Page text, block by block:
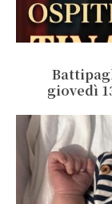
giovedì